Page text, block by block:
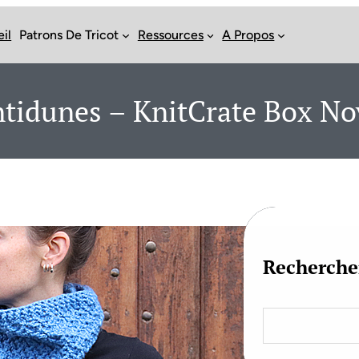
Patrons De Tricot Ressources A Propos
– KnitCrate Box
a